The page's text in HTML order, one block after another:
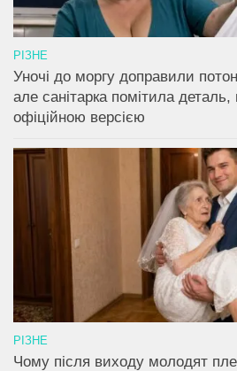
РІЗНЕ
Уночі до моргу доправили
але санітарка помітила
офіційною версією
РІЗНЕ
Чому після виходу молодят